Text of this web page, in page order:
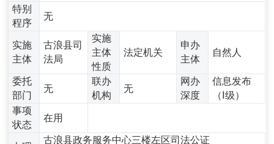
特别
程序
无
实施
主体
古浪县司
法局
实施
主体
性质
法定机关
申办
主体
自然人
委托
部门
无
联办
机构
无
网办
深度
信息发布
（Ⅰ级）
事项
状态
在用
古浪县政务服务中心三楼左区司法公证